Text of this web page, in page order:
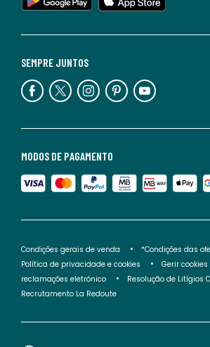
MODOS DE PAGAMENTO
SEMPRE JUNTOS
Condições gerais de venda
*Condições das
Política de privacidade e cookies
Gerir cookies
reclamações eletrónico
Resolução de Litígios
Recrutamento La Redoute